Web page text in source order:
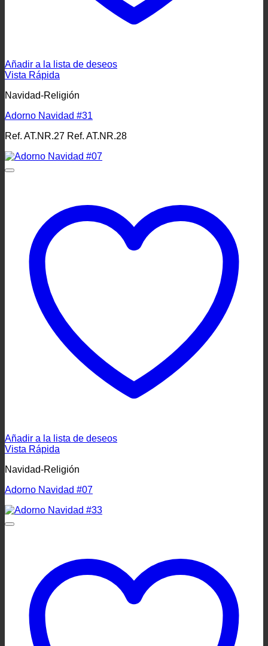
Añadir a la lista de deseos
Vista Rápida
Navidad-Religión
Adorno Navidad #31
Ref. AT.NR.27 Ref. AT.NR.28
Añadir a la lista de deseos
Vista Rápida
Navidad-Religión
Adorno Navidad #07